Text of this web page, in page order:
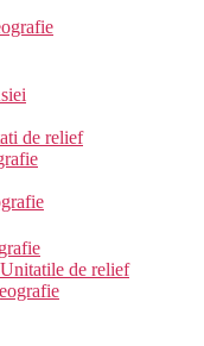
de relief
de relief